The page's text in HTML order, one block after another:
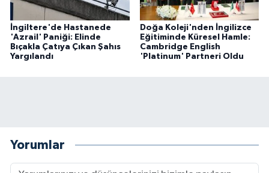
İngiltere'de Hastanede
'Azrail' Paniği: Elinde
Bıçakla Çatıya Çıkan Şahıs
Yargılandı
Doğa Koleji'nden İngilizce
Eğitiminde Küresel Hamle:
Cambridge English
'Platinum' Partneri Oldu
Yorumlar